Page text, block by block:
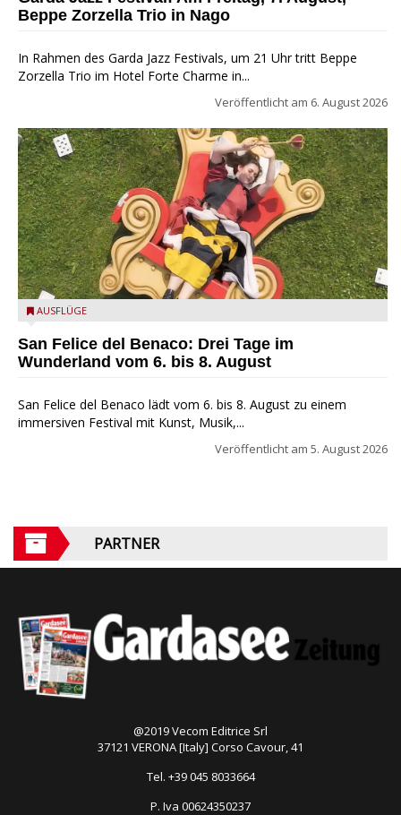
Beppe Zorzella Trio in Nago
In Rahmen des Garda Jazz Festivals, um 21 Uhr tritt Beppe
Zorzella Trio im Hotel Forte Charme in...
Veröffentlicht am 6. August 2026
San Felice del Benaco: Drei Tage im Wunderland
AUSFLÜGE
San Felice del Benaco: Drei Tage im
Wunderland vom 6. bis 8. August
San Felice del Benaco lädt vom 6. bis 8. August zu einem
immersiven Festival mit Kunst, Musik,...
Veröffentlicht am 5. August 2026
PARTNER
@2019 Vecom Editrice Srl
37121 VERONA [Italy] Corso Cavour, 41
Tel. +39 045 8033664
P. Iva 00624350237